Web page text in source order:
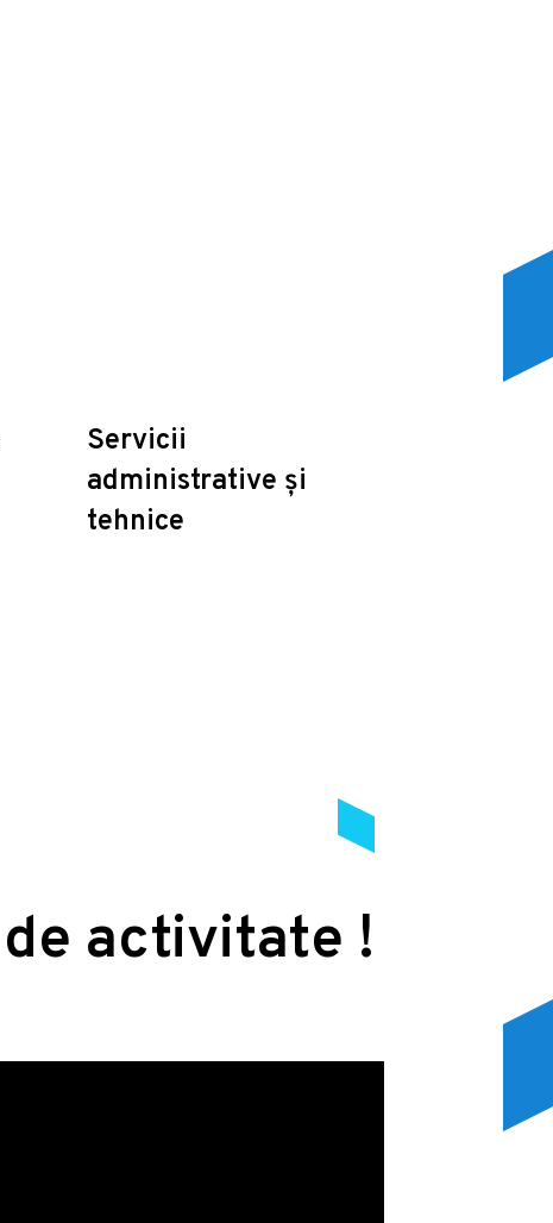
Servicii
administrative și
tehnice
de activitate !